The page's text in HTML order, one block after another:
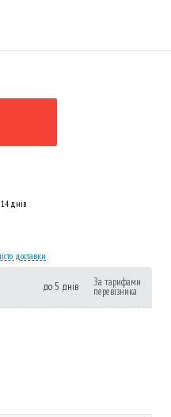
14 днів
доставки
до 5 днів За тарифами
перевізника